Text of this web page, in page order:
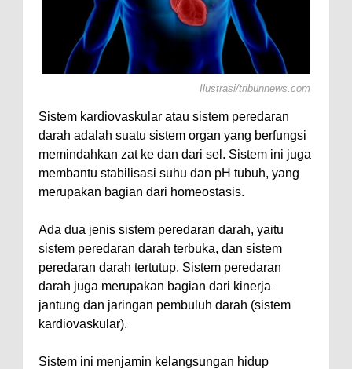
Ilustrasi/tribunnews.com
Sistem kardiovaskular atau sistem peredaran
darah adalah suatu sistem organ yang berfungsi
memindahkan zat ke dan dari sel. Sistem ini juga
membantu stabilisasi suhu dan pH tubuh, yang
merupakan bagian dari homeostasis.
Ada dua jenis sistem peredaran darah, yaitu
sistem peredaran darah terbuka, dan sistem
peredaran darah tertutup. Sistem peredaran
darah juga merupakan bagian dari kinerja
jantung dan jaringan pembuluh darah (sistem
kardiovaskular).
Sistem ini menjamin kelangsungan hidup